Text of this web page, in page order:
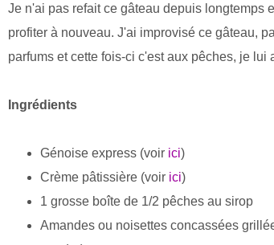
Je n'ai pas refait ce gâteau depuis longtemps
profiter à nouveau. J'ai improvisé ce gâteau,
parfums et cette fois-ci c'est aux pêches, je
Ingrédients
Génoise express (voir ici)
Crème pâtissière (voir ici)
1 grosse boîte de 1/2 pêches au sirop
Amandes ou noisettes concassées